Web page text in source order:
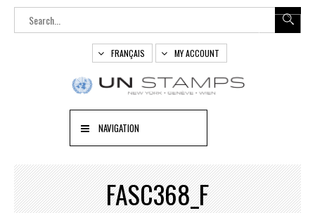
FRANÇAIS MY ACCOUNT
NAVIGATION
FASC368_F